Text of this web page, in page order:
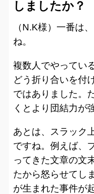
しましたか？
（N.K様）一番は
ね。
複数人でやってい
どう折り合いを付
ではありました。
くとより団結力が
あとは、スラック
ですね。例えば、
ってきた文章の文
たから怒らせてし
が生まれた事件が